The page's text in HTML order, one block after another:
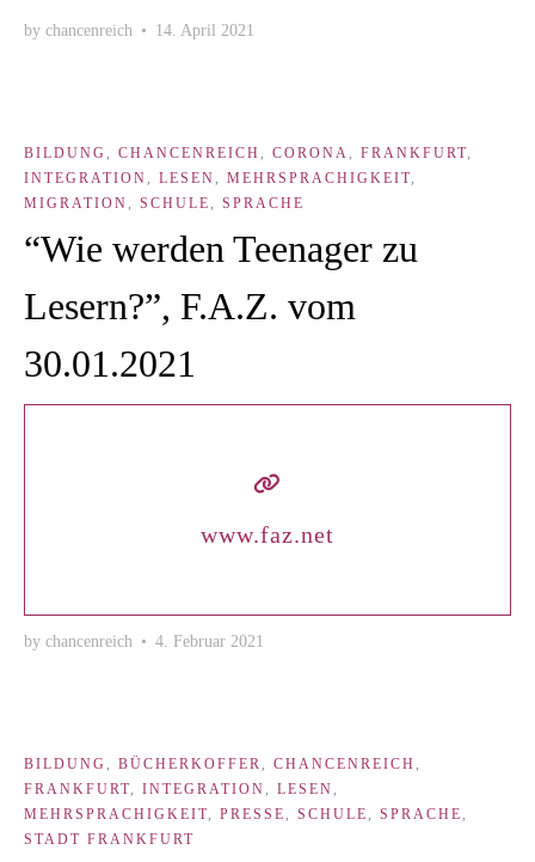
by chancenreich • 14. April 2021
BILDUNG , CHANCENREICH , CORONA, FRANKFURT,
INTEGRATION, LESEN, MEHRSPRACHIGKEIT,
MIGRATION, SCHULE, SPRACHE
“Wie werden Teenager zu
Lesern?”, F.A.Z. vom
30.01.2021
www.faz.net
by chancenreich • 4. Februar 2021
BILDUNG , BÜCHERKOFFER, CHANCENREICH ,
FRANKFURT, INTEGRATION, LESEN,
MEHRSPRACHIGKEIT, PRESSE, SCHULE, SPRACHE,
STADT FRANKFURT